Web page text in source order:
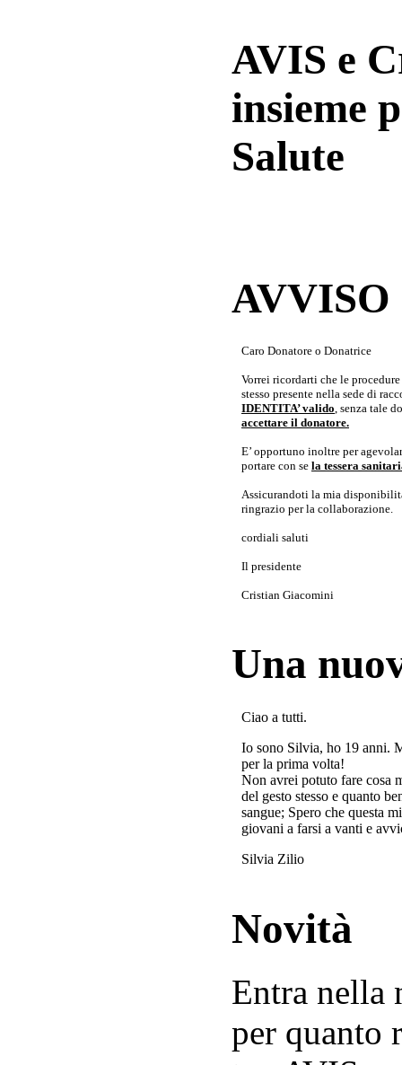
AVIS e
insieme
Salute
Caro Donatore o Donatrice
Vorrei ricordarti che le
stesso presente nella sede di
IDENTITA’ valido, senza tale
accettare il donatore.
E’ opportuno inoltre per
portare con se la tessera
Assicurandoti la mia
ringrazio per la collaborazione.
cordiali saluti
Il presidente
Cristian Giacomini
Una
Ciao a tutti.
Io sono Silvia, ho 19 anni.
per la prima volta!
Non avrei potuto fare cosa
del gesto stesso e quanto
sangue; Spero che questa
giovani a farsi a vanti e
Silvia Zilio
Novità
Entra nella
per quanto